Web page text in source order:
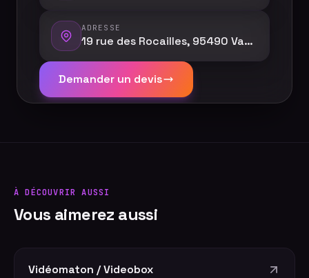
ADRESSE
19 rue des Rocailles, 95490 Vauréal
Demander un devis
À DÉCOUVRIR AUSSI
Vous aimerez aussi
Vidéomaton / Videobox